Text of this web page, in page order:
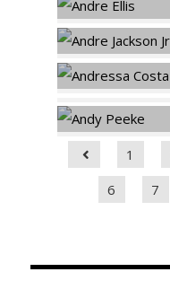
1
6
7